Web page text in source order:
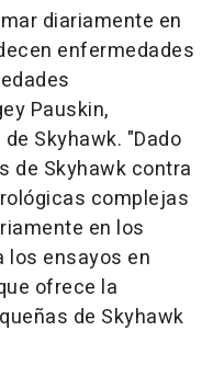
diariamente en
enfermedades
Pauskin,
Skyhawk. "Dado
de Skyhawk contra
complejas
en los
los ensayos en
ofrece la
de Skyhawk